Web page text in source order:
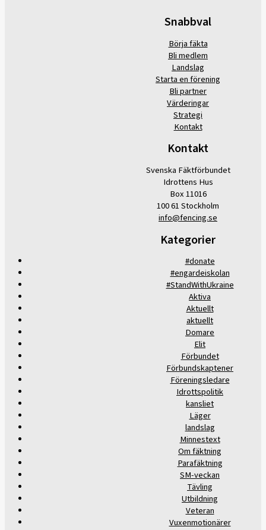
Snabbval
Börja fäkta
Bli medlem
Landslag
Starta en förening
Bli partner
Värderingar
Strategi
Kontakt
Kontakt
Svenska Fäktförbundet
Idrottens Hus
Box 11016
100 61 Stockholm
info@fencing.se
Kategorier
#donate
#engardeiskolan
#StandWithUkraine
Aktiva
Aktuellt
aktuellt
Domare
Elit
Förbundet
Förbundskaptener
Föreningsledare
Idrottspolitik
kansliet
Läger
landslag
Minnestext
Om fäktning
Parafäktning
SM-veckan
Tävling
Utbildning
Veteran
Vuxenmotionärer